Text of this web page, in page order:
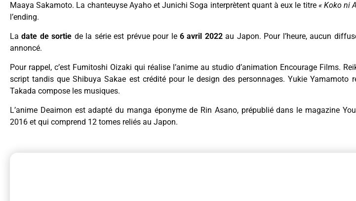
Maaya Sakamoto. La chanteuyse Ayaho et Junichi Soga interprètent quant à eux le titre « Koko ni
l’ending.
Ladate de sortie de la série est prévue pour le6 avril 2022au Japon. Pour l’heure, aucun
annoncé.
Pour rappel, c’est Fumitoshi Oizaki qui réalise l’anime au studio d’animation Encourage Films.
script tandis que Shibuya Sakae est crédité pour le design des personnages. Yukie Yamamoto
Takada compose les musiques.
L’anime Deaimon est adapté du manga éponyme de Rin Asano, prépublié dans le magazine
2016 et qui comprend 12 tomes reliés au Japon.